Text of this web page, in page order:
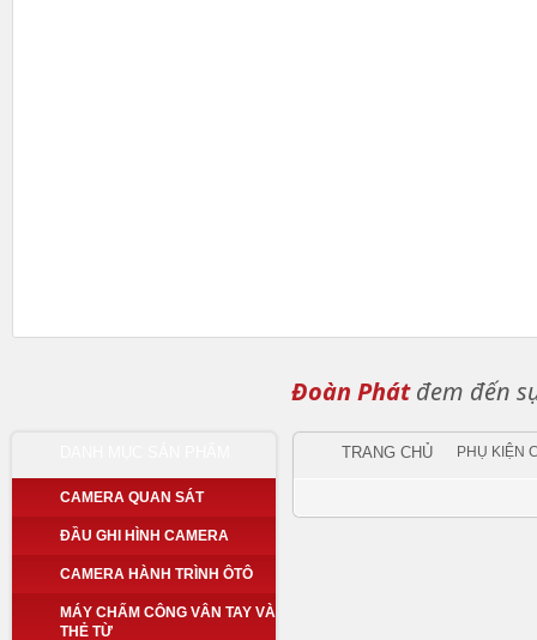
Đoàn Phátđem đến
CAMERA QUAN SÁT
ĐẦU GHI HÌNH CAMERA
CAMERA HÀNH TRÌNH ÔTÔ
MÁY CHẤM CÔNG VÂN TAY VÀ
THẺ TỪ
TRANG CHỦ PHỤ KIỆN